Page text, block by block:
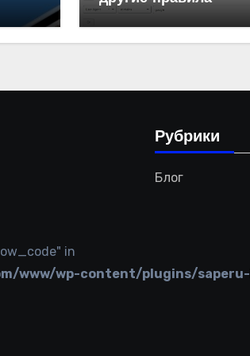
Рубрики
Блог
in
www/wp-content/plugins/